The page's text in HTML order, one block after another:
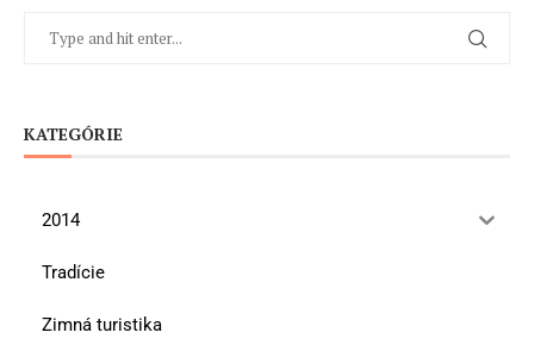
KATEGÓRIE
2014
Tradície
Zimná turistika